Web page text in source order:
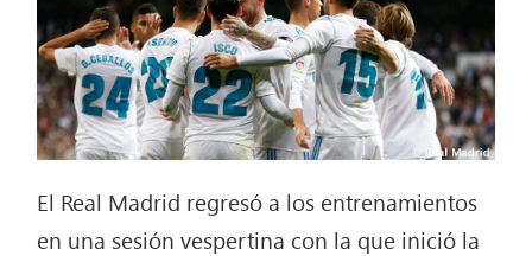
El Real Madrid regresó a los entrenamientos
en una sesión vespertina con la que inició la